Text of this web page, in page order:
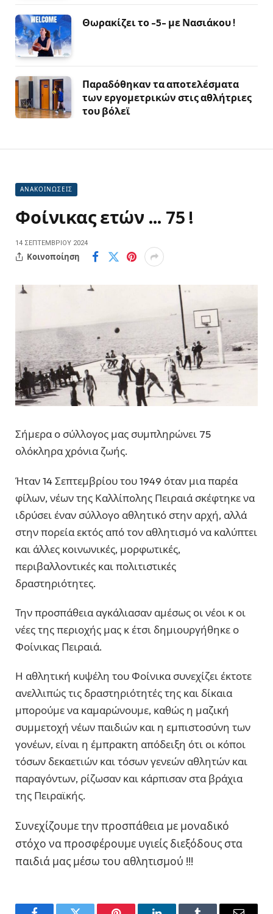
Θωρακίζει το -5- με Νασιάκου !
Παραδόθηκαν τα αποτελέσματα
των εργομετρικών στις αθλήτριες
του βόλεϊ
ΑΝΑΚΟΙΝΩΣΕΙΣ
Φοίνικας ετών … 75 !
14 ΣΕΠΤΕΜΒΡΊΟΥ 2024
Κοινοποίηση
Σήμερα ο σύλλογος μας συμπληρώνει 75
ολόκληρα χρόνια ζωής.
Ήταν 14 Σεπτεμβρίου του 1949 όταν μια παρέα
φίλων, νέων της Καλλίπολης Πειραιά σκέφτηκε να
ιδρύσει έναν σύλλογο αθλητικό στην αρχή, αλλά
στην πορεία εκτός από τον αθλητισμό να καλύπτει
και άλλες κοινωνικές, μορφωτικές,
περιβαλλοντικές και πολιτιστικές
δραστηριότητες.
Την προσπάθεια αγκάλιασαν αμέσως οι νέοι κ οι
νέες της περιοχής μας κ έτσι δημιουργήθηκε ο
Φοίνικας Πειραιά.
Η αθλητική κυψέλη του Φοίνικα συνεχίζει έκτοτε
ανελλιπώς τις δραστηριότητές της και δίκαια
μπορούμε να καμαρώνουμε, καθώς η μαζική
συμμετοχή νέων παιδιών και η εμπιστοσύνη των
γονέων, είναι η έμπρακτη απόδειξη ότι οι κόποι
τόσων δεκαετιών και τόσων γενεών αθλητών και
παραγόντων, ρίζωσαν και κάρπισαν στα βράχια
της Πειραϊκής.
Συνεχίζουμε την προσπάθεια με μοναδικό
στόχο να προσφέρουμε υγιείς διεξόδους στα
παιδιά μας μέσω του αθλητισμού !!!